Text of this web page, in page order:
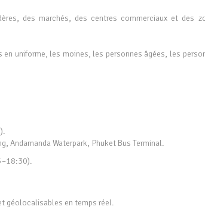
des marchés, des centres commerciaux et des
uniforme, les moines, les personnes âgées, les
Andamanda Waterpark, Phuket Bus Terminal.
géolocalisables en temps réel.